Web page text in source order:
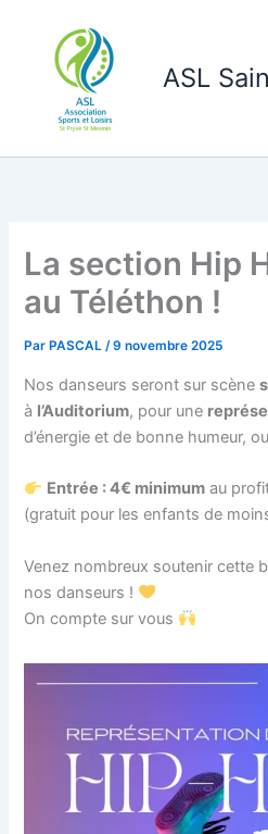
contenu
ASL
La section Hip
au Téléthon !
Par PASCAL/9 novembre 2025
Nos danseurs seront sur scène
à l’Auditorium, pour une
d’énergie et de bonne humeur,
Entrée : 4€ minimum au
(gratuit pour les enfants de
Venez nombreux soutenir cette
nos danseurs !
On compte sur vous